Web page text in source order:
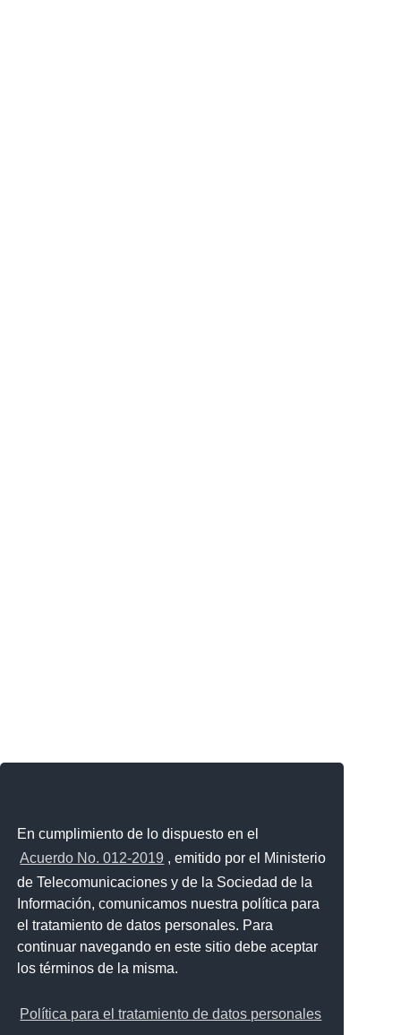
En cumplimiento de lo dispuesto en el
Acuerdo No. 012-2019 , emitido por el Ministerio
de Telecomunicaciones y de la Sociedad de la
Información, comunicamos nuestra política para
el tratamiento de datos personales. Para
continuar navegando en este sitio debe aceptar
los términos de la misma.
Política para el tratamiento de datos personales